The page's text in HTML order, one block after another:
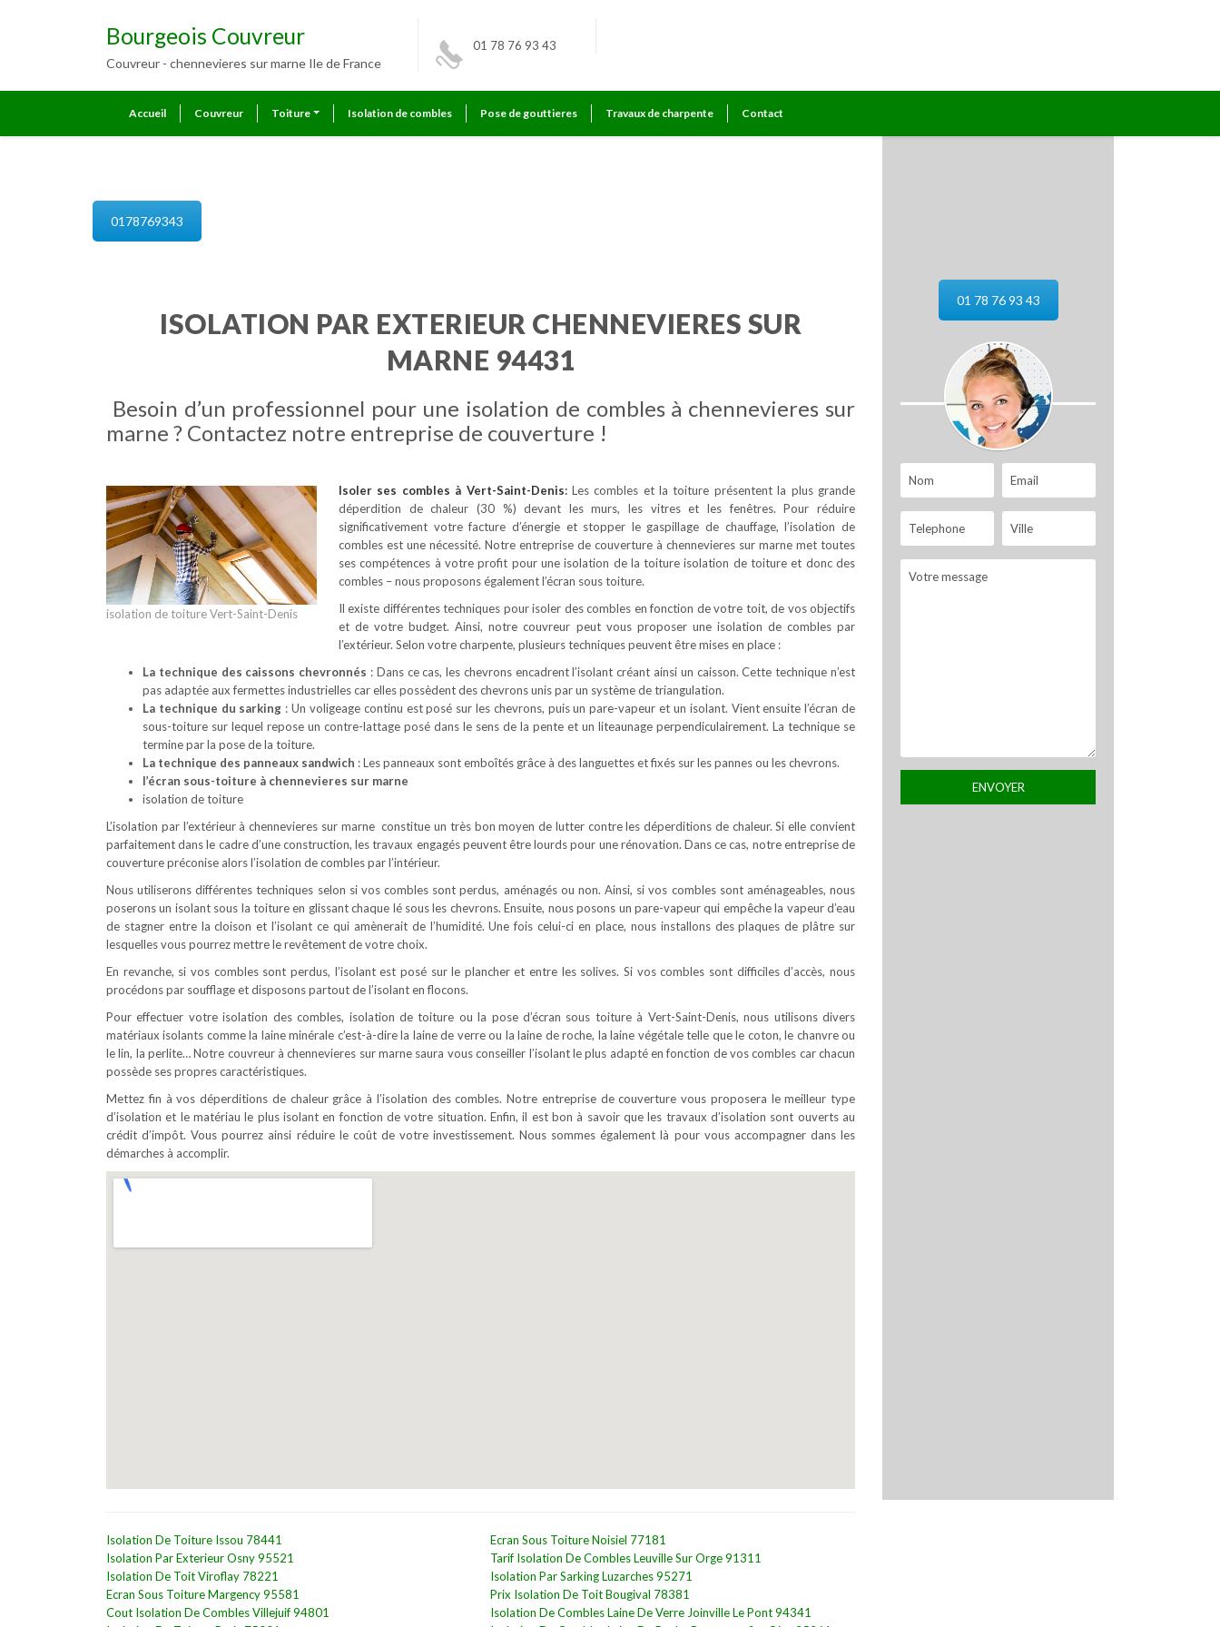
Bourgeois Couvreur
Couvreur - chennevieres sur marne Ile de France
01 78 76 93 43
Accueil Couvreur Toiture Isolation de combles Pose de gouttieres Travaux de charpente Contact
0178769343
ISOLATION PAR EXTERIEUR CHENNEVIERES SUR
MARNE 94431
Besoin d’un professionnel pour une isolation de combles à chennevieres sur
marne ? Contactez notre entreprise de couverture !
isolation de toiture Vert-Saint-Denis
Isoler ses combles à Vert-Saint-Denis:Les combles et la toiture présentent la plus grande
déperdition de chaleur (30 %) devant les murs, les vitres et les fenêtres. Pour réduire
significativement votre facture d’énergie et stopper le gaspillage de chauffage, l’isolation de
combles est une nécessité. Notre entreprise de couverture à chennevieres sur marne met toutes
ses compétences à votre profit pour une isolation de la toiture isolation de toiture et donc des
combles – nous proposons également l’écran sous toiture.
Il existe différentes techniques pour isoler des combles en fonction de votre toit, de vos objectifs
et de votre budget. Ainsi, notre couvreur peut vous proposer une isolation de combles par
l’extérieur. Selon votre charpente, plusieurs techniques peuvent être mises en place :
La technique des caissons chevronnés : Dans ce cas, les chevrons encadrent l’isolant créant ainsi un caisson. Cette technique n’est
pas adaptée aux fermettes industrielles car elles possèdent des chevrons unis par un système de triangulation.
La technique du sarking : Un voligeage continu est posé sur les chevrons, puis un pare-vapeur et un isolant. Vient ensuite l’écran de
sous-toiture sur lequel repose un contre-lattage posé dans le sens de la pente et un liteaunage perpendiculairement. La technique se
termine par la pose de la toiture.
La technique des panneaux sandwich : Les panneaux sont emboîtés grâce à des languettes et fixés sur les pannes ou les chevrons.
l’écran sous-toiture à chennevieres sur marne
isolation de toiture
L’isolation par l’extérieur à chennevieres sur marne constitue un très bon moyen de lutter contre les déperditions de chaleur. Si elle convient
parfaitement dans le cadre d’une construction, les travaux engagés peuvent être lourds pour une rénovation. Dans ce cas, notre entreprise de
couverture préconise alors l’isolation de combles par l’intérieur.
Nous utiliserons différentes techniques selon si vos combles sont perdus, aménagés ou non. Ainsi, si vos combles sont aménageables, nous
poserons un isolant sous la toiture en glissant chaque lé sous les chevrons. Ensuite, nous posons un pare-vapeur qui empêche la vapeur d’eau
de stagner entre la cloison et l’isolant ce qui amènerait de l’humidité. Une fois celui-ci en place, nous installons des plaques de plâtre sur
lesquelles vous pourrez mettre le revêtement de votre choix.
En revanche, si vos combles sont perdus, l’isolant est posé sur le plancher et entre les solives. Si vos combles sont difficiles d’accès, nous
procédons par soufflage et disposons partout de l’isolant en flocons.
Pour effectuer votre isolation des combles, isolation de toiture ou la pose d’écran sous toiture à Vert-Saint-Denis, nous utilisons divers
matériaux isolants comme la laine minérale c’est-à-dire la laine de verre ou la laine de roche, la laine végétale telle que le coton, le chanvre ou
le lin, la perlite… Notre couvreur à chennevieres sur marne saura vous conseiller l’isolant le plus adapté en fonction de vos combles car chacun
possède ses propres caractéristiques.
Mettez fin à vos déperditions de chaleur grâce à l’isolation des combles. Notre entreprise de couverture vous proposera le meilleur type
d’isolation et le matériau le plus isolant en fonction de votre situation. Enfin, il est bon à savoir que les travaux d’isolation sont ouverts au
crédit d’impôt. Vous pourrez ainsi réduire le coût de votre investissement. Nous sommes également là pour vous accompagner dans les
démarches à accomplir.
Isolation De Toiture Issou 78441
Isolation Par Exterieur Osny 95521
Isolation De Toit Viroflay 78221
Ecran Sous Toiture Margency 95581
Cout Isolation De Combles Villejuif 94801
Ecran Sous Toiture Noisiel 77181
Tarif Isolation De Combles Leuville Sur Orge 91311
Isolation Par Sarking Luzarches 95271
Prix Isolation De Toit Bougival 78381
Isolation De Combles Laine De Verre Joinville Le Pont 94341
01 78 76 93 43